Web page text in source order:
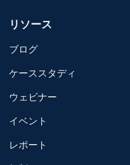
リソース
ブログ
ケーススタディ
ウェビナー
イベント
レポート